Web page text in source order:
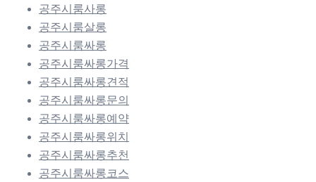
공주시룸사롱
공주시룸살롱
공주시룸싸롱
공주시룸싸롱가격
공주시룸싸롱견적
공주시룸싸롱문의
공주시룸싸롱예약
공주시룸싸롱위치
공주시룸싸롱추천
공주시룸싸롱코스